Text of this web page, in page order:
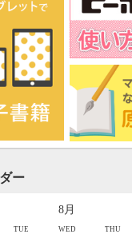
ー
8月
TUE WED THU